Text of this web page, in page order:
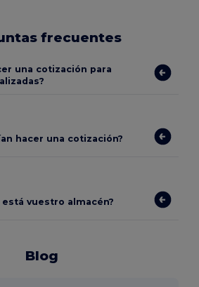
frecuentes
una cotización para
hacer una cotización?
está vuestro almacén?
Blog